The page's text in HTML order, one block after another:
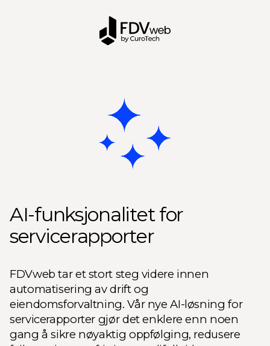
AI-funksjonalitet for
servicerapporter
FDVweb tar et stort steg videre innen
automatisering av drift og
eiendomsforvaltning. Vår nye AI-løsning for
servicerapporter gjør det enklere enn noen
gang å sikre nøyaktig oppfølging, redusere